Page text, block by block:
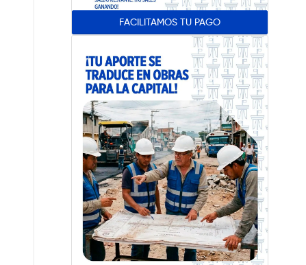
FACILITAMOS TU PAGO